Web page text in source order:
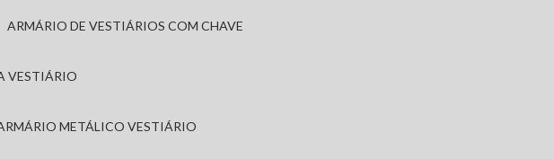
ARMÁRIO DE VESTIÁRIOS COM CHAVE
VESTIÁRIO
ARMÁRIO METÁLICO VESTIÁRIO